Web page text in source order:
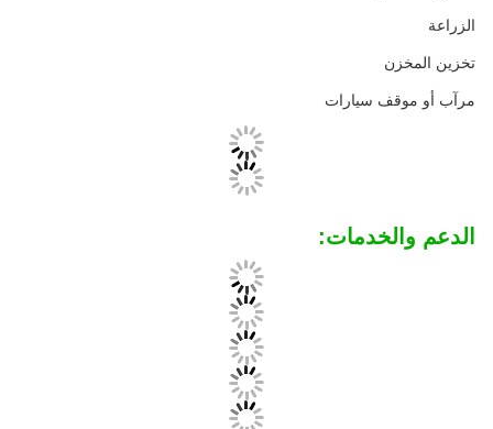
الزراعة
تخزين المخزن
مرآب أو موقف سيارات
الدعم والخدمات: